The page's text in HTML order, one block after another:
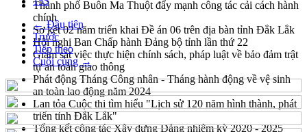
Thành phố Buôn Ma Thuột đẩy mạnh công tác cải cách hành
chính
Sơ kết 02 năm triển khai Đề án 06 trên địa bàn tỉnh Đắk Lắk
Hội nghị Ban Chấp hành Đảng bộ tỉnh lần thứ 22
Giám sát việc thực hiện chính sách, pháp luật về bảo đảm trật
tự an toàn giao thông
Phát động Tháng Công nhân - Tháng hành động về vệ sinh
an toàn lao động năm 2024
Lan tỏa Cuộc thi tìm hiểu "Lịch sử 120 năm hình thành, phát
triển tỉnh Đắk Lắk"
Tổng kết công tác Xây dựng Đảng nhiệm kỳ 2020 - 2025
← Đầu tiên
Trước
Tiếp theo
Cuối cùng →